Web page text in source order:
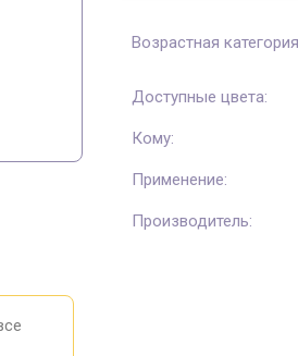
Возрастная
Доступные цвета:
Кому:
Применение:
Производитель: